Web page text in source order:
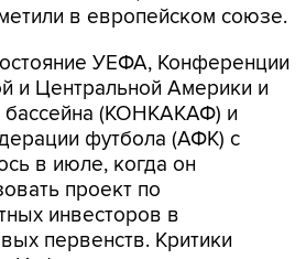
в европейском союзе.
УЕФА, Конференции
и Центральной Америки и
бассейна (КОНКАКАФ) и
футбола (АФК) с
в июле, когда он
проект по
инвесторов в
первенств. Критики